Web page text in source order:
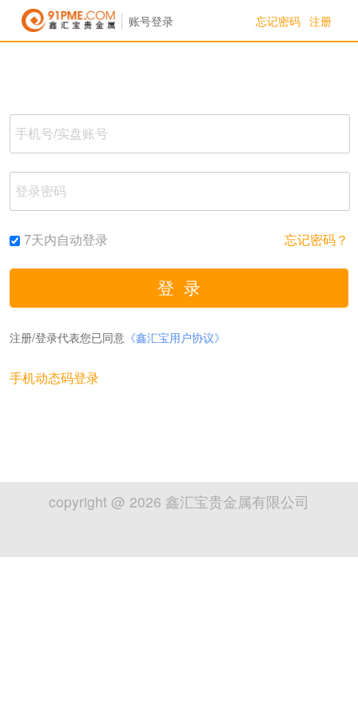
账号登录 忘记密码 注册
7天内自动登录 忘记密码？
注册/登录代表您已同意《鑫汇宝用户协议》
手机动态码登录
copyright @ 2026 鑫汇宝贵金属有限公司